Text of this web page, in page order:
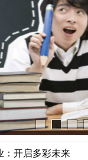
：开启多彩未来